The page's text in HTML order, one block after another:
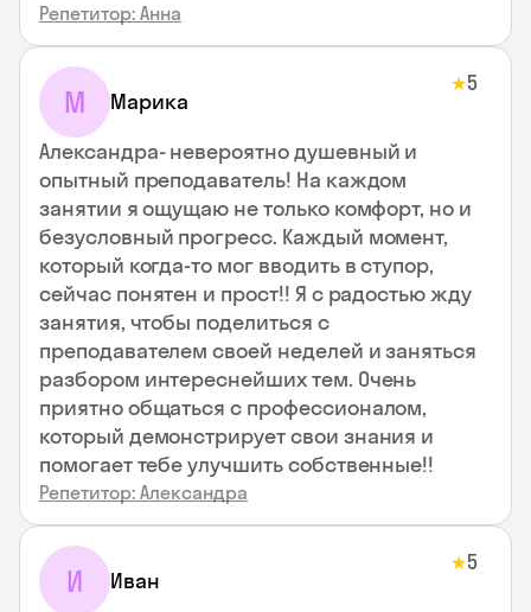
Репетитор: Анна
М Марика
★5
Александра- невероятно душевный и
опытный преподаватель! На каждом
занятии я ощущаю не только комфорт, но и
безусловный прогресс. Каждый момент,
который когда-то мог вводить в ступор,
сейчас понятен и прост!! Я с радостью жду
занятия, чтобы поделиться с
преподавателем своей неделей и заняться
разбором интереснейших тем. Очень
приятно общаться с профессионалом,
который демонстрирует свои знания и
помогает тебе улучшить собственные!!
Репетитор: Александра
И Иван
★5